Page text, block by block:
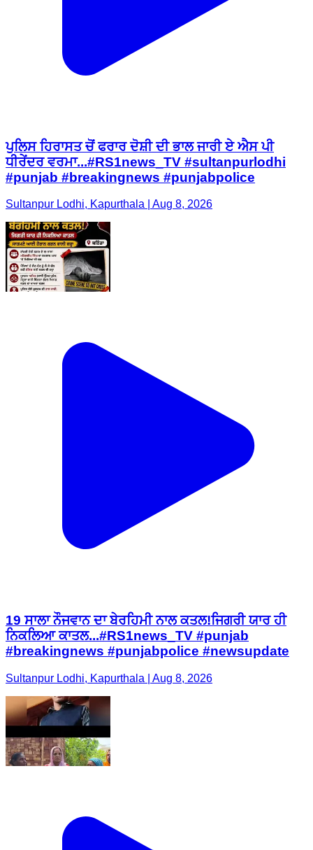
ਪੁਲਿਸ ਹਿਰਾਸਤ ਚੋਂ ਫਰਾਰ ਦੋਸ਼ੀ ਦੀ ਭਾਲ ਜਾਰੀ ਏ ਐਸ ਪੀ
ਧੀਰੇਂਦਰ ਵਰਮਾ...#RS1news_TV #sultanpurlodhi
#punjab #breakingnews #punjabpolice
Sultanpur Lodhi, Kapurthala | Aug 8, 2026
19 ਸਾਲਾ ਨੌਜਵਾਨ ਦਾ ਬੇਰਹਿਮੀ ਨਾਲ ਕਤਲ!ਜਿਗਰੀ ਯਾਰ ਹੀ
ਨਿਕਲਿਆ ਕਾਤਲ...#RS1news_TV #punjab
#breakingnews #punjabpolice #newsupdate
Sultanpur Lodhi, Kapurthala | Aug 8, 2026